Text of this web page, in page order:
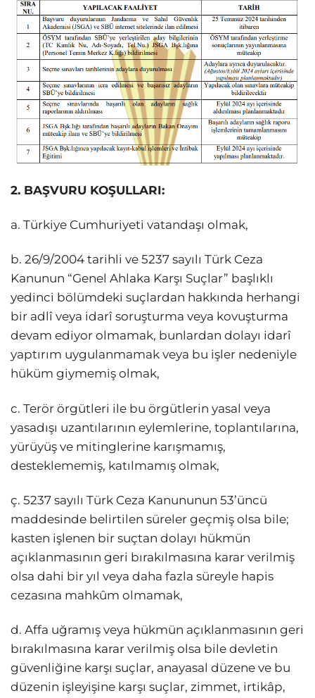
2. BAŞVURU KOŞULLARI:
a. Türkiye Cumhuriyeti vatandaşı olmak,
b. 26/9/2004 tarihli ve 5237 sayılı Türk Ceza
Kanunun “Genel Ahlaka Karşı Suçlar” başlıklı
yedinci bölümdeki suçlardan hakkında herhangi
bir adlî veya idarî soruşturma veya kovuşturma
devam ediyor olmamak, bunlardan dolayı idarî
yaptırım uygulanmamak veya bu işler nedeniyle
hüküm giymemiş olmak,
c. Terör örgütleri ile bu örgütlerin yasal veya
yasadışı uzantılarının eylemlerine, toplantılarına,
yürüyüş ve mitinglerine karışmamış,
desteklememiş, katılmamış olmak,
ç. 5237 sayılı Türk Ceza Kanununun 53’üncü
maddesinde belirtilen süreler geçmiş olsa bile;
kasten işlenen bir suçtan dolayı hükmün
açıklanmasının geri bırakılmasına karar verilmiş
olsa dahi bir yıl veya daha fazla süreyle hapis
cezasına mahkûm olmamak,
d. Affa uğramış veya hükmün açıklanmasının geri
bırakılmasına karar verilmiş olsa bile devletin
güvenliğine karşı suçlar, anayasal düzene ve bu
düzenin işleyişine karşı suçlar, zimmet, irtikâp,